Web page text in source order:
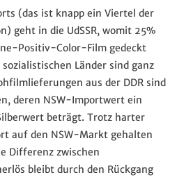
(das ist knapp ein Viertel der
geht in die UdSSR, womit 25%
Positiv-Color-Film gedeckt
Länder sind ganz
aus der DDR sind
deren NSW-Importwert ein
beträgt. Trotz harter
auf den NSW-Markt gehalten
Differenz zwischen
bleibt durch den Rückgang